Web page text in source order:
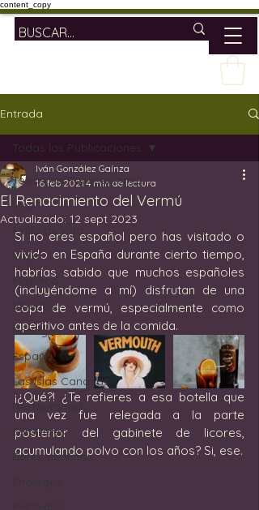
content_copy
Entrada
Todas las Publicaciones
Vino
Estilo de vida
Viajar
Mallorca
Viñedos
Bodegas
España
Las Islas Canarias
Restaurantes
Sumilleres
Bares de Vinos
Todas las Publicaciones
El Renacimiento del Vermú
Iván González Gaínza
16 feb 2021 4 min de lectura
Actualizado: 12 sept 2023
Si no eres español pero has visitado o
vivido en España durante cierto tiempo,
habrías sabido que muchos españoles
(incluyéndome a mí) disfrutan de una
copa de vermú, especialmente como
aperitivo antes de la comida.
¡¿Qué?! ¿Te refieres a esa botella que
una vez fue relegada a la parte
posterior del gabinete de licores,
acumulando polvo con los años? Si, ese.